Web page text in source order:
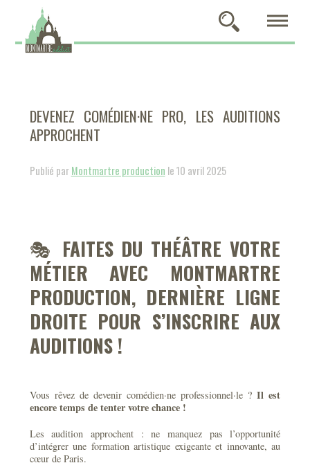
DEVENEZ COMÉDIEN·NE PRO, LES AUDITIONS
APPROCHENT
Publié parMontmartre production le 10 avril 2025
🎭 FAITES DU THÉÂTRE VOTRE
MÉTIER AVEC MONTMARTRE
PRODUCTION, DERNIÈRE LIGNE
DROITE POUR S’INSCRIRE AUX
AUDITIONS !
Vous rêvez de devenir comédien·ne professionnel·le ?Il est
encore temps de tenter votre chance !
Les audition approchent : ne manquez pas l’opportunité
d’intégrer une formation artistique exigeante et innovante, au
cœur de Paris.